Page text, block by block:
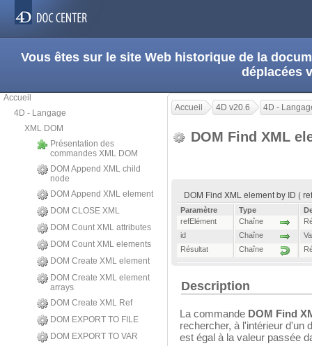
Vous êtes sur le site Web historique de la
déplacées
Accueil
4D - Langage
XML DOM
Présentation des
commandes XML DOM
DOM Append XML child
node
DOM Append XML element
DOM CLOSE XML
DOM Count XML attributes
DOM Count XML elements
DOM Create XML element
DOM Create XML element
arrays
DOM Create XML Ref
DOM EXPORT TO FILE
DOM EXPORT TO VAR
Accueil 4D v20.6 4D -
DOM Find XML
DOM Find XML element by ID (
Paramètre Type
refElément
Chaîne
id
Chaîne
Résultat
Chaîne
Description
La commande DOM Find
rechercher, à l'intérieur d'un
est égal à la valeur passée